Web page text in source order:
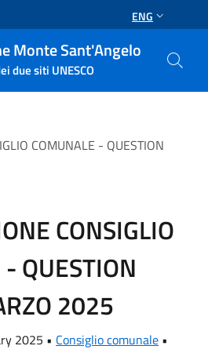
ENG
Monte Sant'Angelo
due siti UNESCO
COMUNALE - QUESTION
CONSIGLIO
QUESTION
2025
2025 • Consiglio comunale •